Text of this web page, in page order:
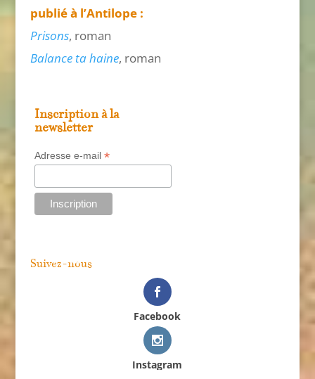
publié à l’Antilope :
Prisons, roman
Balance ta haine, roman
Inscription à la
newsletter
Adresse e-mail *
Suivez-nous
Facebook
Instagram